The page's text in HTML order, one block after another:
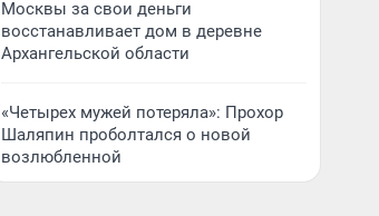
Москвы за свои деньги
восстанавливает дом в деревне
Архангельской области
«Четырех мужей потеряла»: Прохор
Шаляпин проболтался о новой
возлюбленной